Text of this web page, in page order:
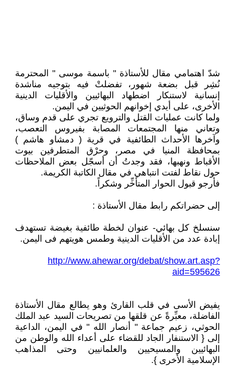
شدّ اهتمامي مقال للأستاذة " باسمة موسى " المحترمة
نُشِر قبل بضعة شهور، تفضلتْ فيه بتوجيه مناشدة
إنسانية لاستنكار اضطهاد البهائيين والأقليات الدينية
الأخرى، على أيدي إخوانهم الحوثيين في اليمن.
ولما كانت عمليات القتل والترويع تجري على قدم وساق،
وتعاني منها المجتمعات المصابة بفيروس التعصب،
وآخرها الأحداث الطائفية في قرية ( دمشاو هاشم )
بمحافظة المنيا في مصر، وحرْق المتطرفين بيوت
الأقباط ونهبها، فقد وجدتُ أن أسجّل بعض الملاحظات
حول نقاط لفتت انتباهي في مقال الكاتبة الكريمة.
فأرجو قبول الحوار المتأخِّر وشكراً.
إلى حضراتكم رابط مقال الأستاذة :
سنسلخ كل بهائي- عنوان لخطة طائفية بغيضة تستهدف
إبادة عدد من الأقليات الدينية وطمس هويتهم فى اليمن.
http://www.ahewar.org/debat/show.art.asp?
aid=595626
يفيض الأسى في قلب القارئ وهو يطالع مقال الأستاذة
الفاضلة، معبِّرةً عن قلقها من تصريحات السيد عبد الملك
الحوثي، زعيم جماعة " أنصار الله " في اليمن، الداعية
إلى { الاستنفار الجاد للقضاء على أعداء الله والوطن من
البهائيين والمسيحيين والعلمانيين وحتى المذاهب
الإسلامية الأخرى }.